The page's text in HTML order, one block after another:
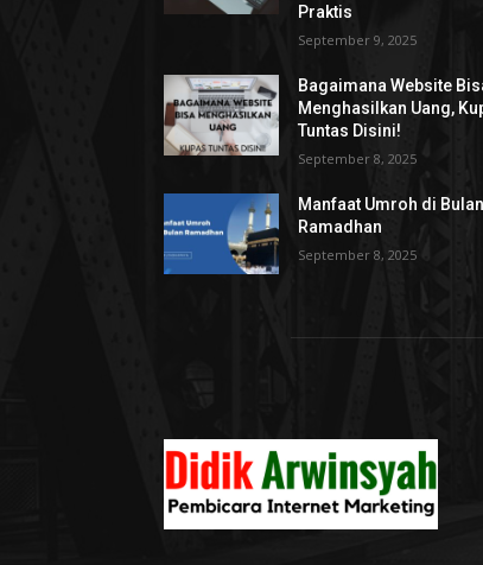
Praktis
September 9, 2025
Bagaimana Website
Menghasilkan Uang,
Tuntas Disini!
September 8, 2025
Manfaat Umroh di Bulan
Ramadhan
September 8, 2025